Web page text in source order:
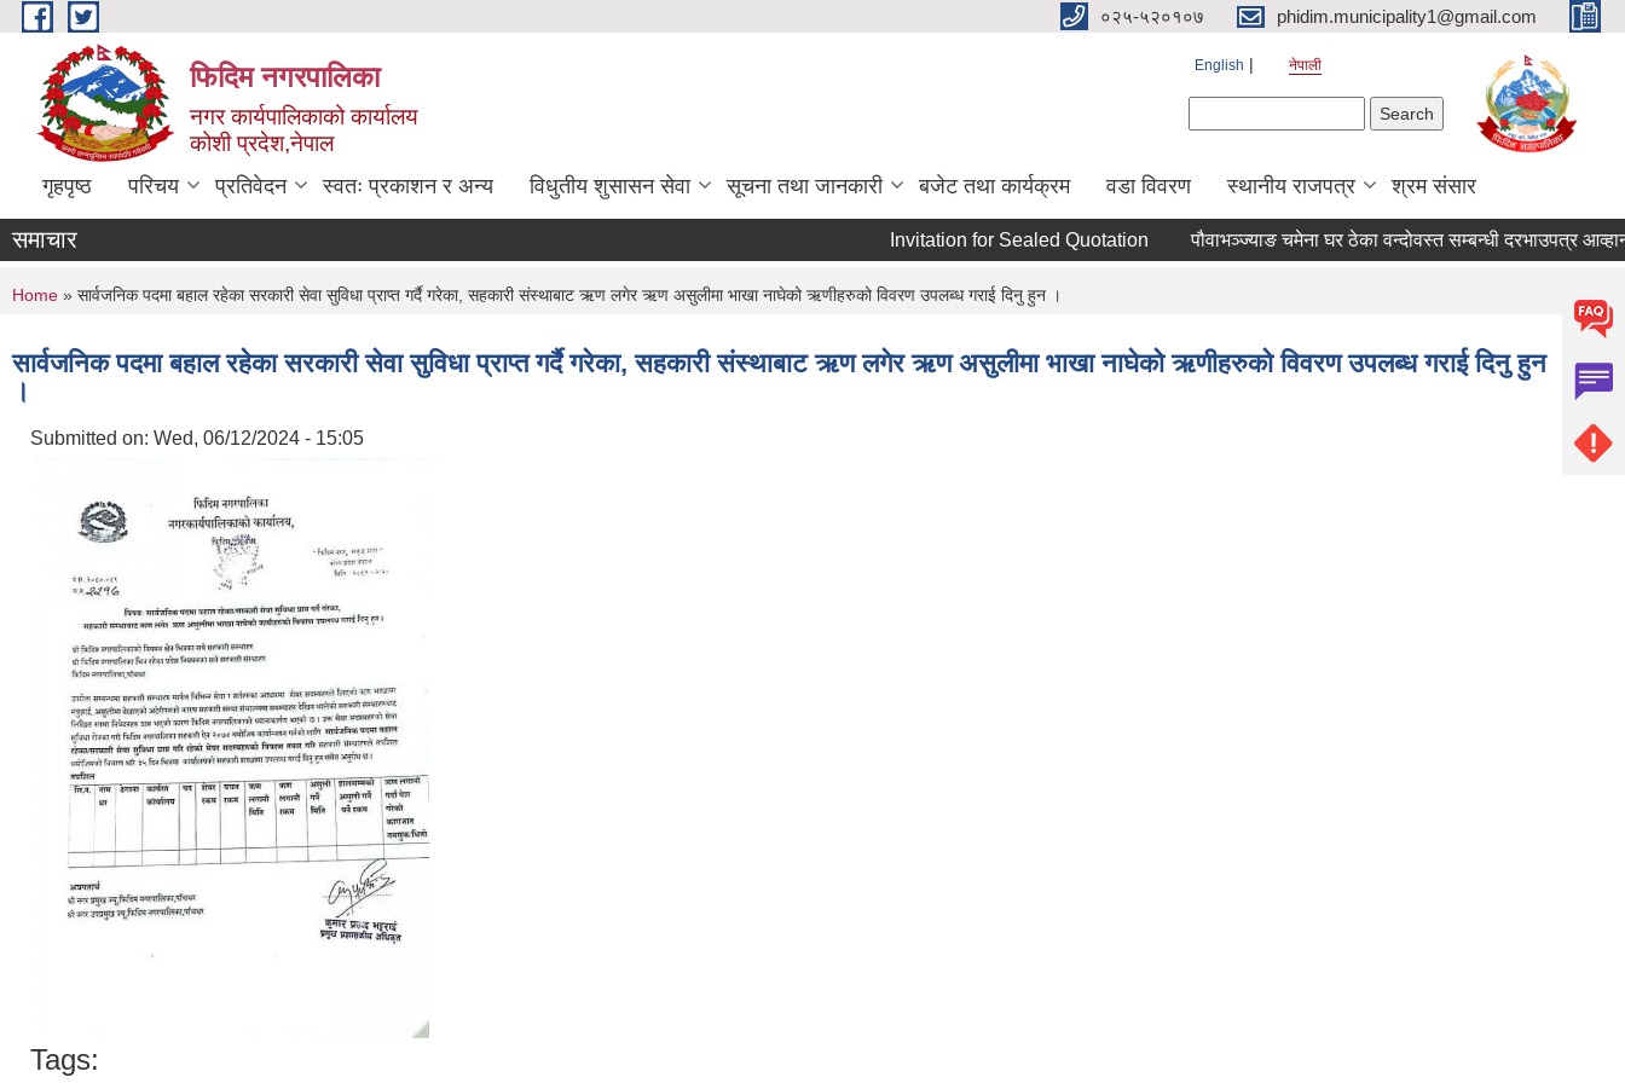
Skip to main content ०२५-५२०१०७ phidim.municipality1@gmail.com
फिदिम नगरपालिका
नगर कार्यपालिकाको कार्यालय
कोशी प्रदेश,नेपाल
English नेपाली
गृहपृष्ठ परिचय प्रतिवेदन स्वतः प्रकाशन र अन्य विधुतीय शुसासन सेवा सूचना तथा जानकारी बजेट तथा कार्यक्रम वडा विवरण स्थानीय राजपत्र श्रम संसार
समाचार Invitation for Sealed Quotation पौवाभञ्ज्याङ चमेना घर ठेका वन्दोवस्त सम्बन्धी दरभाउपत्र
You are here
Home » सार्वजनिक पदमा बहाल रहेका सरकारी सेवा सुविधा प्राप्त गर्दै गरेका, सहकारी संस्थाबाट ऋण लगेर ऋण असुलीमा भाखा नाघेको ऋणीहरुको विवरण उपलब्ध गराई दिनु हुन ।
सार्वजनिक पदमा बहाल रहेका सरकारी सेवा सुविधा प्राप्त गर्दै गरेका, सहकारी संस्थाबाट ऋण लगेर ऋण असुलीमा भाखा नाघेको ऋणीहरुको विवरण उपलब्ध गराई दिनु हुन
।
Submitted on: Wed, 06/12/2024 - 15:05
Tags: